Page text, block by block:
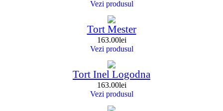
Vezi produsul
Tort Mester
163.00lei
Vezi produsul
Tort Inel Logodna
163.00lei
Vezi produsul